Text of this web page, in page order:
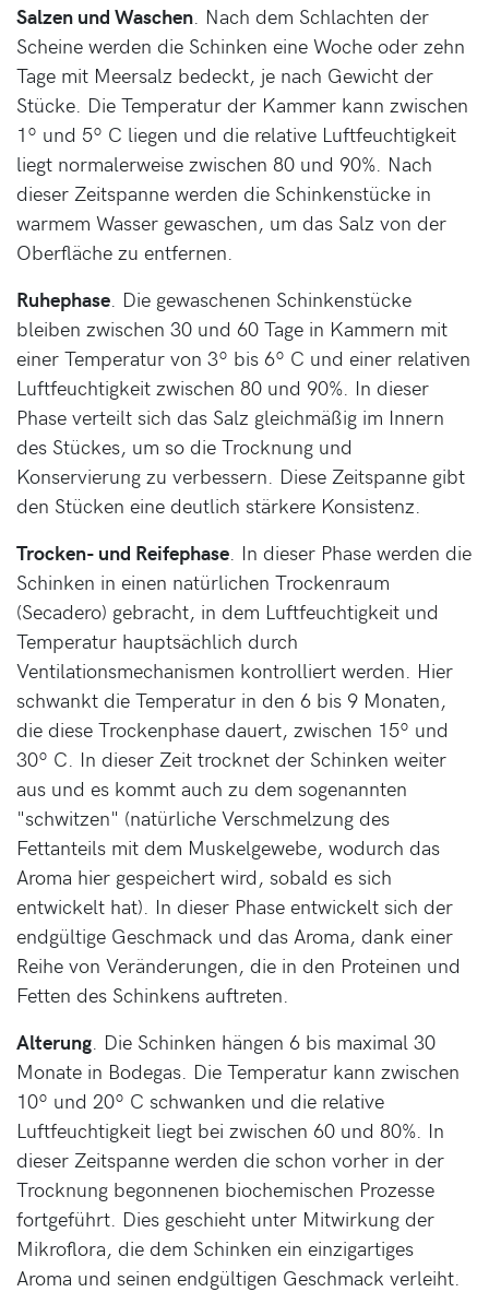
Salzen und Waschen . Nach dem Schlachten der
Scheine werden die Schinken eine Woche oder zehn
Tage mit Meersalz bedeckt, je nach Gewicht der
Stücke. Die Temperatur der Kammer kann zwischen
1º und 5º C liegen und die relative Luftfeuchtigkeit
liegt normalerweise zwischen 80 und 90%. Nach
dieser Zeitspanne werden die Schinkenstücke in
warmem Wasser gewaschen, um das Salz von der
Oberfläche zu entfernen.
Ruhephase . Die gewaschenen Schinkenstücke
bleiben zwischen 30 und 60 Tage in Kammern mit
einer Temperatur von 3º bis 6º C und einer relativen
Luftfeuchtigkeit zwischen 80 und 90%. In dieser
Phase verteilt sich das Salz gleichmäßig im Innern
des Stückes, um so die Trocknung und
Konservierung zu verbessern. Diese Zeitspanne gibt
den Stücken eine deutlich stärkere Konsistenz.
Trocken- und Reifephase . In dieser Phase werden die
Schinken in einen natürlichen Trockenraum
(Secadero) gebracht, in dem Luftfeuchtigkeit und
Temperatur hauptsächlich durch
Ventilationsmechanismen kontrolliert werden. Hier
schwankt die Temperatur in den 6 bis 9 Monaten,
die diese Trockenphase dauert, zwischen 15º und
30º C. In dieser Zeit trocknet der Schinken weiter
aus und es kommt auch zu dem sogenannten
"schwitzen" (natürliche Verschmelzung des
Fettanteils mit dem Muskelgewebe, wodurch das
Aroma hier gespeichert wird, sobald es sich
entwickelt hat). In dieser Phase entwickelt sich der
endgültige Geschmack und das Aroma, dank einer
Reihe von Veränderungen, die in den Proteinen und
Fetten des Schinkens auftreten.
Alterung . Die Schinken hängen 6 bis maximal 30
Monate in Bodegas. Die Temperatur kann zwischen
10º und 20º C schwanken und die relative
Luftfeuchtigkeit liegt bei zwischen 60 und 80%. In
dieser Zeitspanne werden die schon vorher in der
Trocknung begonnenen biochemischen Prozesse
fortgeführt. Dies geschieht unter Mitwirkung der
Mikroflora, die dem Schinken ein einzigartiges
Aroma und seinen endgültigen Geschmack verleiht.